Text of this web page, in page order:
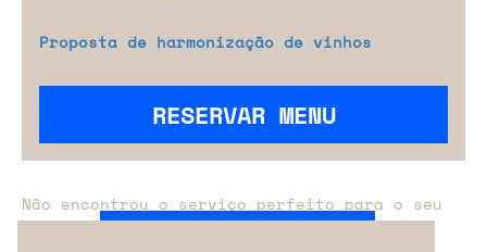
Proposta de harmonização de vinhos
RESERVAR MENU
Não encontrou o serviço perfeito para o seu
evento?
Entre em contacto connosco.